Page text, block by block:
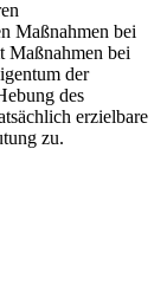
Maßnahmen bei
Maßnahmen bei
der
des
erzielbare
zu.